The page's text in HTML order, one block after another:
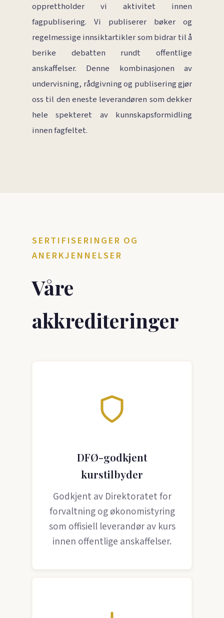
opprettholder vi aktivitet innen
fagpublisering. Vi publiserer bøker og
regelmessige innsiktartikler som bidrar til å
berike debatten rundt offentlige
anskaffelser. Denne kombinasjonen av
undervisning, rådgivning og publisering gjør
oss til den eneste leverandøren som dekker
hele spekteret av kunnskapsformidling
innen fagfeltet.
SERTIFISERINGER OG
ANERKJENNELSER
Våre
akkrediteringer
DFØ-godkjent
kurstilbyder
Godkjent av Direktoratet for
forvaltning og økonomistyring
som offisiell leverandør av kurs
innen offentlige anskaffelser.